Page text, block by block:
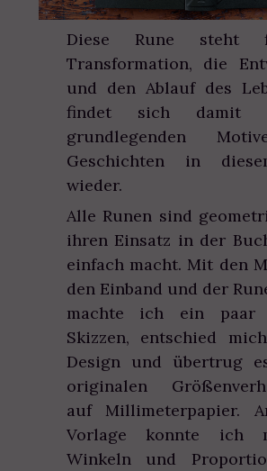
Diese Rune steht
Transformation, die
und den Ablauf des
findet sich damit
grundlegenden
Geschichten in
wieder.
Alle Runen sind
ihren Einsatz in der
einfach macht. Mit den
den Einband und der
machte ich ein paar
Skizzen, entschied
Design und übertrug
originalen
auf Millimeterpapier.
Vorlage konnte ich
Winkeln und